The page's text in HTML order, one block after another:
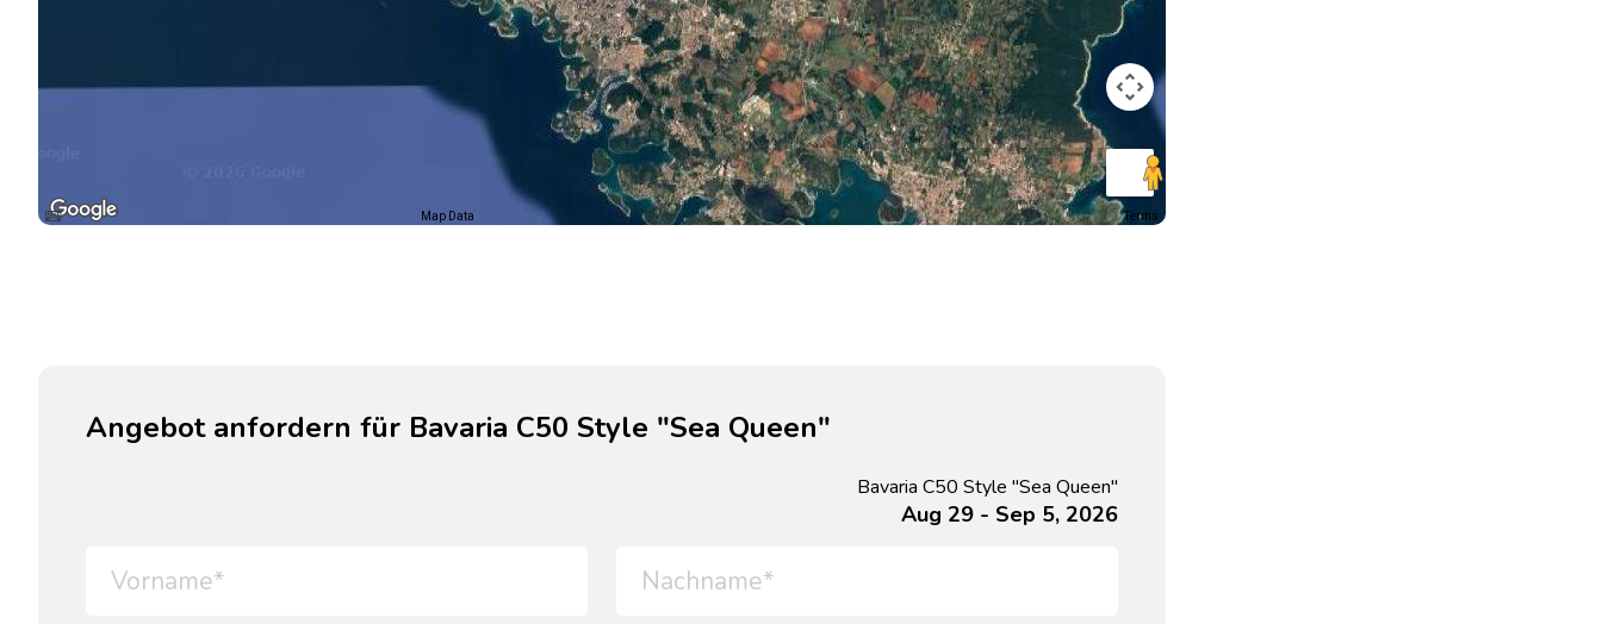
Map Data Terms
Angebot anfordern für Bavaria C50 Style "Sea Queen"
Bavaria C50 Style "Sea Queen"
Aug 29 - Sep 5, 2026